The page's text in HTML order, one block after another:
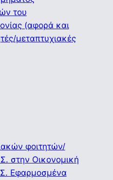
του
(αφορά και
μεταπτυχιακές
φοιτητών/
στην Οικονομική
Εφαρμοσμένα